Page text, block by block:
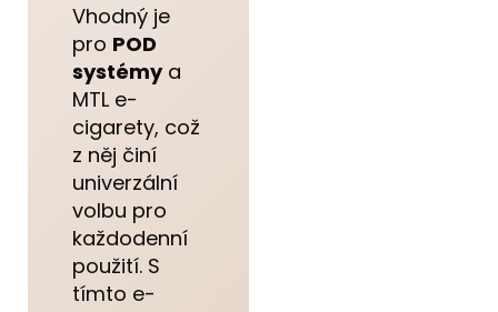
Vhodný je
pro POD
systémya
MTL e-
cigarety, což
z něj činí
univerzální
volbu pro
každodenní
použití. S
tímto e-